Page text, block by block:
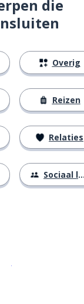
die
Overig
Reizen
Relaties
Sociaal leven